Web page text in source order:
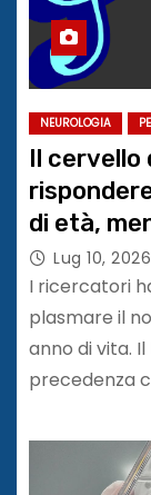
NEUROLOGIA
Il cervello
di età,
musica
Lug 10, 2026
I ricercatori
plasmare il
anno di vita.
precedenza